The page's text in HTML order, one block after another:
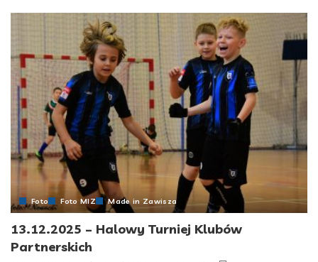
Foto Foto MIZ Made in Zawisza
13.12.2025 – Halowy Turniej Klubów
Partnerskich